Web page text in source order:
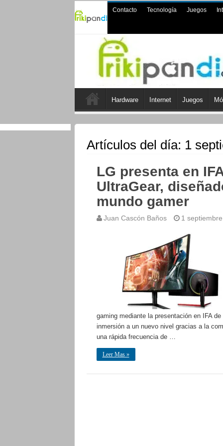
Contacto Tecnología Juegos
Hardware Internet Juegos
Artículos del día: 1
LG presenta en
UltraGear,
mundo gamer
Juan Cascón Baños 1
gaming mediante la presentación en IFA
inmersión a un nuevo nivel gracias a la
una rápida frecuencia de …
Leer Mas »